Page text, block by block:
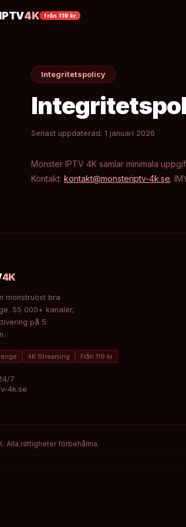
4K från 119 kr
Integritetspolicy
Senast uppdaterad: 1 januari 2026
Monster IPTV 4K samlar minimala
Kontakt: kontakt@monsteriptv-4k.se.
4K
monstruöst bra
55 000+ kanaler,
på 5
4K Streaming Från 119 kr
7
4k.se
Alla rättigheter förbehållna.